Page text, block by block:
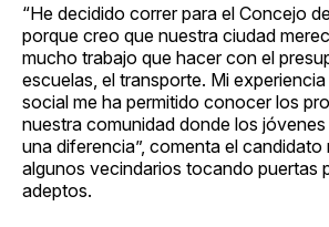
“He decidido correr para el Concejo
porque creo que nuestra ciudad
mucho trabajo que hacer con el
escuelas, el transporte. Mi
social me ha permitido conocer los
nuestra comunidad donde los
una diferencia”, comenta el candidato
algunos vecindarios tocando puertas
adeptos.